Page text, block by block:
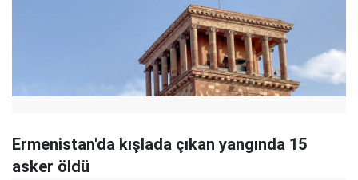
Ermenistan'da kışlada çıkan yangında 15
asker öldü